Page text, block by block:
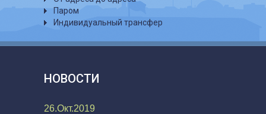
Паром
Индивидуальный трансфер
НОВОСТИ
26.Окт.2019